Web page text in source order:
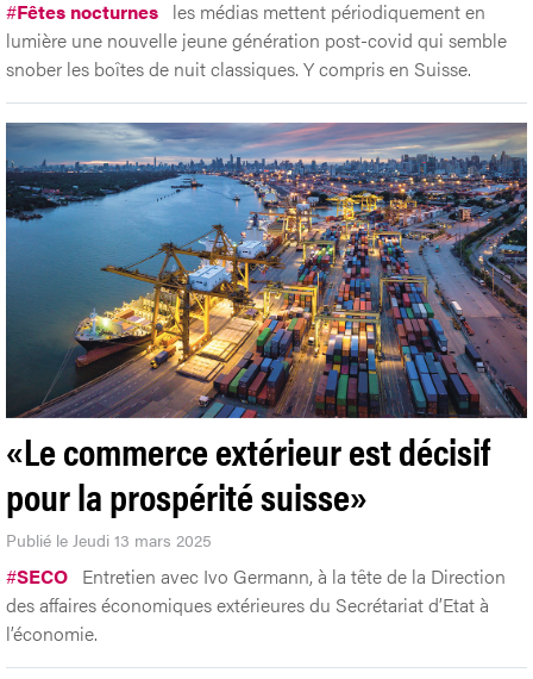
#Fêtes nocturnes les médias mettent périodiquement en
lumière une nouvelle jeune génération post-covid qui semble
snober les boîtes de nuit classiques. Y compris en Suisse.
«Le commerce extérieur est décisif
pour la prospérité suisse»
Publié le Jeudi 13 mars 2025
#SECO Entretien avec Ivo Germann, à la tête de la Direction
des affaires économiques extérieures du Secrétariat d’Etat à
l’économie.